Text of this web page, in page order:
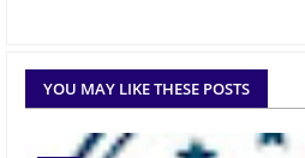
YOU MAY LIKE THESE POSTS